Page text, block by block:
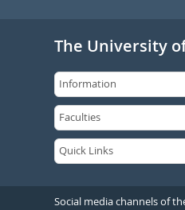
The University
Social media channels of